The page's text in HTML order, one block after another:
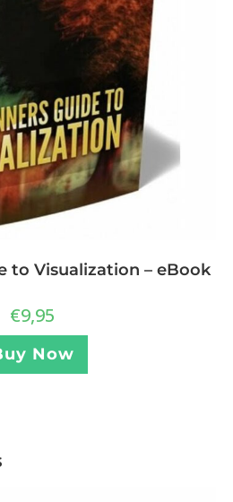
to Visualization – eBook
€9,95
Now